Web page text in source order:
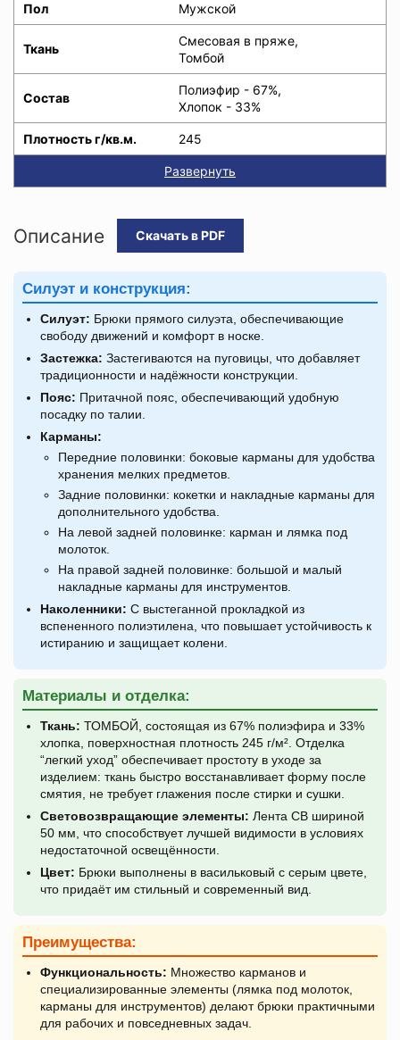
Пол Мужской
Ткань
Смесовая в пряже,
Томбой
Состав
Полиэфир - 67%,
Хлопок - 33%
Плотность г/кв.м. 245
Развернуть
Описание Скачать в PDF
Силуэт и конструкция:
Силуэт: Брюки прямого силуэта, обеспечивающие
свободу движений и комфорт в носке.
Застежка: Застегиваются на пуговицы, что добавляет
традиционности и надёжности конструкции.
Пояс: Притачной пояс, обеспечивающий удобную
посадку по талии.
Карманы:
Передние половинки: боковые карманы для удобства
хранения мелких предметов.
Задние половинки: кокетки и накладные карманы для
дополнительного удобства.
На левой задней половинке: карман и лямка под
молоток.
На правой задней половинке: большой и малый
накладные карманы для инструментов.
Наколенники: С выстеганной прокладкой из
вспененного полиэтилена, что повышает устойчивость к
истиранию и защищает колени.
Материалы и отделка:
Ткань: ТОМБОЙ, состоящая из 67% полиэфира и 33%
хлопка, поверхностная плотность 245 г/м². Отделка
“легкий уход” обеспечивает простоту в уходе за
изделием: ткань быстро восстанавливает форму после
смятия, не требует глажения после стирки и сушки.
Световозвращающие элементы: Лента СВ шириной
50 мм, что способствует лучшей видимости в условиях
недостаточной освещённости.
Цвет: Брюки выполнены в васильковый с серым цвете,
что придаёт им стильный и современный вид.
Преимущества:
Функциональность: Множество карманов и
специализированные элементы (лямка под молоток,
карманы для инструментов) делают брюки практичными
для рабочих и повседневных задач.